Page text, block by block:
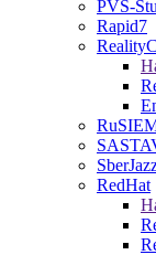
PVS-
Rapid7
RedHat